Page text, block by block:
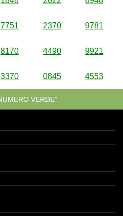
7751 2370 9781
8170 4490 9921
3370 0845 4553
VERDE”